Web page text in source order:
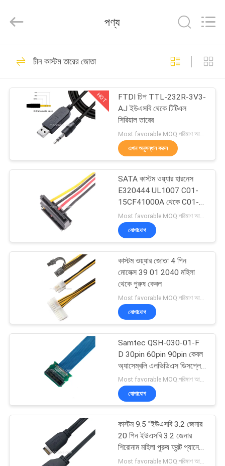
পণ্য
সম্বন্ধে
গুণমান
সাথে
যোগাযোগ
মামলা
Technology
Rights
মাইক্রো কোক্সিয়াল কেবল
303
এলভিডিএস ইডিপি কেবল
77
এলভিডিএস কেবল সভা
157
এমআইপিআই কেবল
7
পণ্য
চীন কাস্টম তারের জোতা
HOT
FTDI চিপ TTL-232R-3V3-
AJ ইউএসবি থেকে টিটিএল
সিরিয়াল তারের
Most favorable MOQ:পরিমাণ আলোচনাযোগ্য হতে পারে ((শুধুমাত্র কোম্পানি, ব্যক্তিগত ব্যবহারের পরিবর্তে)
এখন অনুসন্ধান করুন
SATA কাস্টম ওয়্যার হারনেস
E320444 UL1007 C01-
15CF41000A থেকে C01-
H-157F100A
যোগাযোগ
কাস্টম ওয়্যার জোতা 4 পিন
মোলেক্স 39 01 2040 মহিলা
থেকে পুরুষ কেবল
যোগাযোগ
Samtec QSH-030-01-F
D 30pin 60pin 90pin কেবল
অ্যাসেম্বলি এলভিডিএস ডিসপ্লে
সংযোগকারী
Most favorable MOQ:পরিমাণ আলোচনাযোগ্য হতে পারে
যোগাযোগ
কাস্টম 9.5 "ইউএসবি 3.2 জেনার
20 পিন ইউএসবি 3.2 জেনার
শিরোনাম মহিলা পুরুষ ফ্রন্ট প্যানেল
শিরোনাম তারের জোতা
Most favorable MOQ:পরিমাণ আলোচনাযোগ্য হতে পারে ((শুধুমাত্র কোম্পানি, ব্যক্তিগত ব্যবহারের পরিবর্তে)